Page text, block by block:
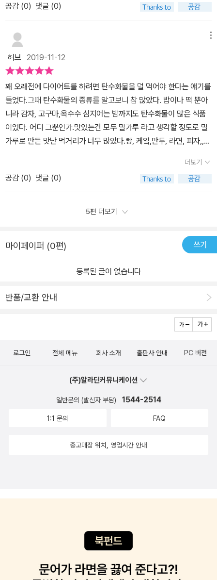
어야 할지 막막했는데 책의 부록으로 식품별 당질 항목표가 있어서
챙겨보면서 골라 먹을 수 있을 것 같아 더 도움이 될 것 같다. 이 책을
통해 탄수화물이 얼마나 우리 몸에 해로운지 알게 되었으니 앞으로
조금씩 제한해 나가면서내 건강을 돌보고 챙겨야 겠다.
서 당뇨병 치료를 위해 당질제한식을 오랫동안 해 왔다고 한다. 그러
나 제도권안에서는 이를 받아들이지 않았다. 물론 현재는 도입하고자
추진하고 있지만 이러한 치료는 이미 미국에서는 주목을 받고 있다고
한다. 그런데 저자는 오랫동안 당뇨병 환자들 뿐만 아니라 다른 환자
들에게서도 많은 효과가 나타났다고 한다. 이러한 효과들을 집중, 관
찰한 결과를 책으로 펴내 말하고 있다.그렇다면 아토피같은 피부병에
도 이것이 효과를 볼 수 있었을까? 저자는 이렇게 설명한다. 당질을
과다 섭취하면 혈액순환이 나빠지고 인슐린을 다량으로 분비하도록
촉진해 대사를 심하게 교란시킨다는 것이다. 저자는 태생적으로 인간
은 탄수화물을 섭취하려고 노력한다고 말한다. 특히 여성의 경우는
본능적으로 탄수화물을 섭취하고자 하는 데 이는 당질을 변화시켜 지
방으로 저장하고자 하는 욕구 때문이라고 한다. 그러므로 적절히 우
리 몸과 타협해 당질의 양을 줄이는 노력이 필요하다고 조언한다.그
제한하는 것과 두 끼, 세 끼 모두를 제한하는 방법이 있다. 그의 수고
공감 (0) 댓글 (0)
허브 2019-11-12
꽤 오래전에 다이어트를 하려면 탄수화물을 덜 먹어야 한다는 얘기를
들었다.그때 탄수화물의 종류를 알고보니 참 많았다. 밥이나 떡 뿐아
니라 감자, 고구마,옥수수 심지어는 밤까지도 탄수화물이 많은 식품
이었다. 어디 그뿐인가.맛있는건 모두 밀가루 라고 생각할 정도로 밀
가루로 만든 맛난 먹거리가 너무 많았다.빵, 케잌,만두, 라면, 피자,,
니, 처음엔 제목이 의아스러웠다.이제부턴 밥도 빵도 먹지 말라는 얘
기인가 싶었다. 오래 전에 학교에서 우리 몸에 필요한 3대 영양소가,
탄수화물, 지방, 단백질 이라고 배웠는데....과학상식도 그렇고 의학상
식도 시간이 지나면 새로운 학설이 나오곤 한다. 지방이 해롭다고 했
프롤로그 에서부터 당질제한식의 가장 큰 장점은 당뇨병 환자의 식후
고혈당을 개선하여 정상수준으로 조절하는데 큰 효과가 있다고 했다.
혈당치를 높인다고도 했다.한편 암은 고혈당이나 고인슐린혈증이 있
경화의 요인이기도 하며 뇌경색, 심근경색으로 이어지기도 한단다.​이
책에서 놀라웠던건 우울증도 당질제한식을 하며 개선된다는 얘기였
다. 나는 올 가을에신경성 위염으로 한달이 넘도록 고생했다. 식사를
았는데, 올가을엔 여러번 샀다. 그리고 마트에서 파는 <단호박마차>
알았기에평소보다 단맛을 많이 섭취했다. 그래서 였을까. 나는 무척
우울했다.이 책을 읽으면서 단맛을 끊었다.나는 예민한 편이라 그런
치효과를준단다. 피부 에도 좋고,심지어 속눈썹의 길이도 길어진다니
일반인들에게 건강상식으로 알려지려면 어느 정도는 시간이 걸릴 것
이다.그동안에 또 새로운 건강상식이 나오는건 아니지 모르겠다.나는
굳이 다이어트를 안해도 될 몸매다.앞으로 다이어트가 필요한 사람들
에게당질 제한효과에 대해 알려줘야겠다.건강에 관심있는 사람들에
더보기
공감 (0) 댓글 (0)
5편 더보기
마이페이퍼 (0편) 쓰기
등록된 글이 없습니다
반품/교환 안내
로그인 전체 메뉴 회사 소개 출판사 안내 PC 버전
(주)알라딘커뮤니케이션
일반문의 (발신자 부담) 1544-2514
1:1 문의 FAQ
중고매장 위치, 영업시간 안내